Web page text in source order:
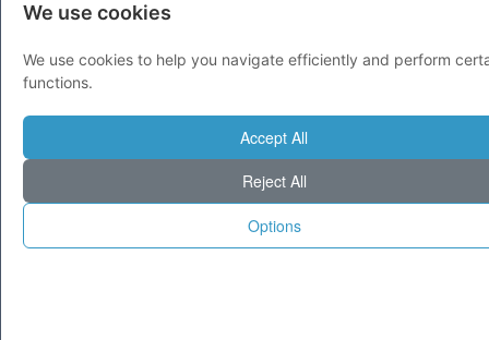
We use cookies
We use cookies to help you navigate efficiently and perform
functions.
Accept All
Reject All
Options